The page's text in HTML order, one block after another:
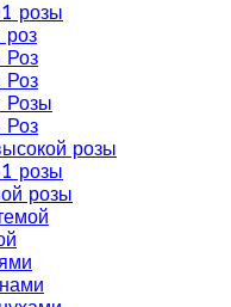
розы
роз
Роз
Роз
Розы
Роз
розы
розы
розы